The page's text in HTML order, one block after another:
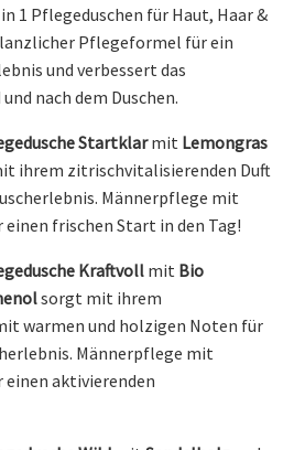
1 Pflegeduschen für Haut, Haar &
Pflegeformel für ein
und verbessert das
nach dem Duschen.
Startklarmit Lemongras
ihrem zitrischvitalisierenden Duft
Männerpflege mit
frischen Start in den Tag!
Kraftvoll mit Bio
sorgt mit ihrem
warmen und holzigen Noten für
Männerpflege mit
aktivierenden